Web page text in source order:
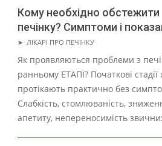
Кому необхідно обстежити
печінку? Симптоми і
2021-
07-
07
➤ ЛІКАРІ ПРО ПЕЧІНКУ
Як проявляються проблеми з
ранньому ЕТАПІ? Початкові стадії
протікають практично без
Слабкість, стомлюваність,
апетиту, непереносимість